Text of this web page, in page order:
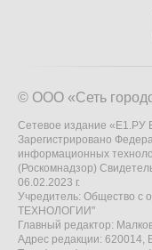
© ООО «Сеть
Сетевое издание «Е1.РУ
Зарегистрировано
информационных
(Роскомнадзор)
06.02.2023 г.
Учредитель: Общество с
ТЕХНОЛОГИИ"
Главный редактор:
Адрес редакции: 620014,